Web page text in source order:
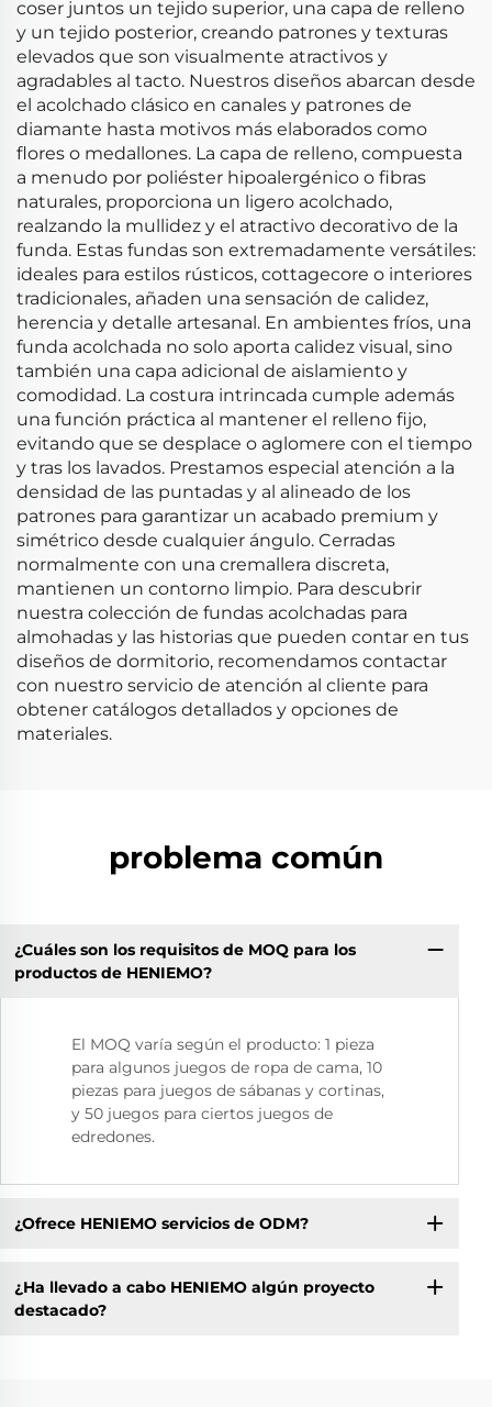
coser juntos un tejido superior, una capa de relleno
y un tejido posterior, creando patrones y texturas
elevados que son visualmente atractivos y
agradables al tacto. Nuestros diseños abarcan desde
el acolchado clásico en canales y patrones de
diamante hasta motivos más elaborados como
flores o medallones. La capa de relleno, compuesta
a menudo por poliéster hipoalergénico o fibras
naturales, proporciona un ligero acolchado,
realzando la mullidez y el atractivo decorativo de la
funda. Estas fundas son extremadamente versátiles:
ideales para estilos rústicos, cottagecore o interiores
tradicionales, añaden una sensación de calidez,
herencia y detalle artesanal. En ambientes fríos, una
funda acolchada no solo aporta calidez visual, sino
también una capa adicional de aislamiento y
comodidad. La costura intrincada cumple además
una función práctica al mantener el relleno fijo,
evitando que se desplace o aglomere con el tiempo
y tras los lavados. Prestamos especial atención a la
densidad de las puntadas y al alineado de los
patrones para garantizar un acabado premium y
simétrico desde cualquier ángulo. Cerradas
normalmente con una cremallera discreta,
mantienen un contorno limpio. Para descubrir
nuestra colección de fundas acolchadas para
almohadas y las historias que pueden contar en tus
diseños de dormitorio, recomendamos contactar
con nuestro servicio de atención al cliente para
obtener catálogos detallados y opciones de
materiales.
problema común
¿Cuáles son los requisitos de MOQ para los
productos de HENIEMO?
El MOQ varía según el producto: 1 pieza
para algunos juegos de ropa de cama, 10
piezas para juegos de sábanas y cortinas,
y 50 juegos para ciertos juegos de
edredones.
¿Ofrece HENIEMO servicios de ODM?
¿Ha llevado a cabo HENIEMO algún proyecto
destacado?